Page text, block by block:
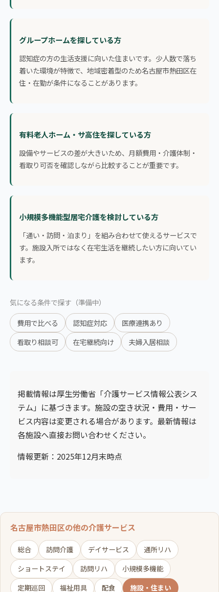
グループホームを探している方
認知症の方の生活支援に向いた住まいです。少人数で落ち
着いた環境が特徴で、地域密着型のため名古屋市熱田区在
住・在勤が条件になることがあります。
有料老人ホーム・サ高住を探している方
設備やサービスの差が大きいため、月額費用・介護体制・
看取り可否を確認しながら比較することが重要です。
小規模多機能型居宅介護を検討している方
「通い・訪問・泊まり」を組み合わせて使えるサービスで
す。施設入所ではなく在宅生活を継続したい方に向いてい
ます。
気になる条件で探す（準備中）
費用で比べる
認知症対応
医療連携あり
看取り相談可
在宅継続向け 夫婦入居相談
掲載情報は厚生労働省「介護サービス情報公表シス
テム」に基づきます。施設の空き状況・費用・サー
ビス内容は変更される場合があります。最新情報は
各施設へ直接お問い合わせください。
情報更新：2025年12月末時点
名古屋市熱田区の他の介護サービス
総合 訪問介護 デイサービス
通所リハ
ショートステイ
訪問リハ
小規模多機能
定期巡回
福祉用具 配食
施設・住まい